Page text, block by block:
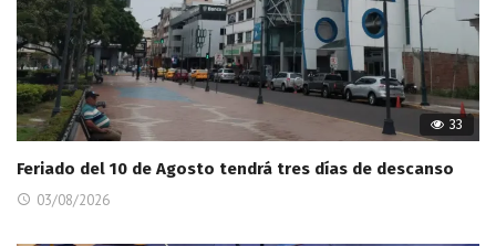
33
Feriado del 10 de Agosto tendrá tres días de descanso
03/08/2026